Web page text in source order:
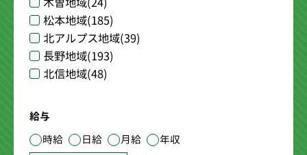
松本地域(185)
北アルプス地域(39)
長野地域(193)
北信地域(48)
給与
時給
日給 月給
年収